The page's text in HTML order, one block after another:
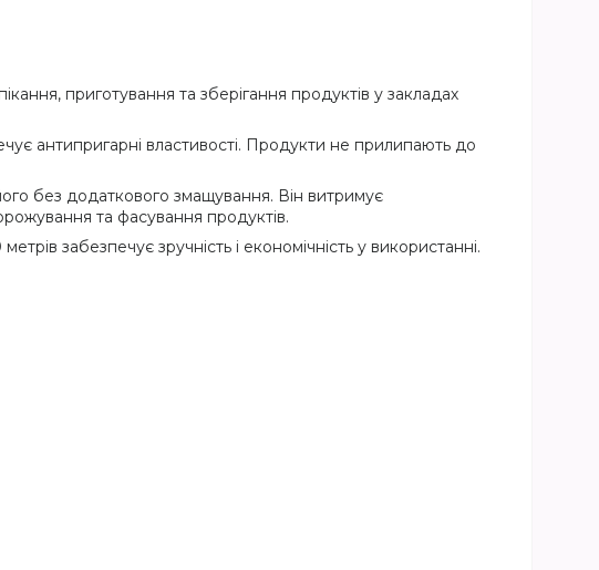
приготування та зберігання продуктів у закладах
антипригарні властивості. Продукти не прилипають до
без додаткового змащування. Він витримує
та фасування продуктів.
забезпечує зручність і економічність у використанні.